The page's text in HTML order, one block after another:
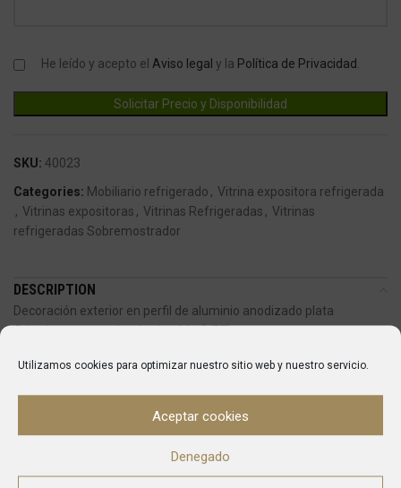
Utilizamos cookies para optimizar nuestro sitio web y nuestro servicio.
Aceptar cookies
Denegado
He leído y acepto el Aviso legal y la Política de Privacidad.
SKU: 40023
Categories: Mobiliario refrigerado , Vitrina expositora refrigerada
, Vitrinas expositoras , Vitrinas Refrigeradas , Vitrinas
refrigeradas Sobremostrador
DESCRIPTION
Decoración exterior en perfil de aluminio anodizado plata
Cristal curvo securizado abatible (VET)
Bandejas GN 1/3×40 incorporadas.
Sistema de condensación ventilada
Los modelos con grupo a distancia cuenta con cuadro de mandos